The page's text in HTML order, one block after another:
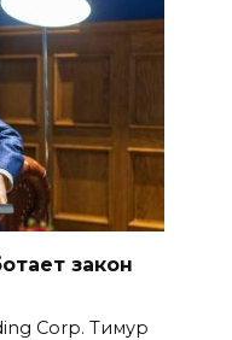
закон
Corp. Тимур